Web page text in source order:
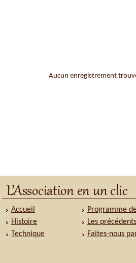
Aucun enregistrement
Accueil
Histoire
Technique
Programme
Les
Faites-nous